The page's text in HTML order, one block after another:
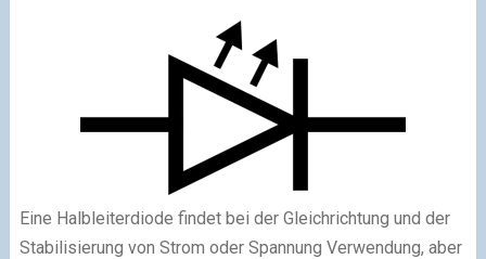
Eine Halbleiterdiode findet bei der Gleichrichtung und der
Stabilisierung von Strom oder Spannung Verwendung, aber